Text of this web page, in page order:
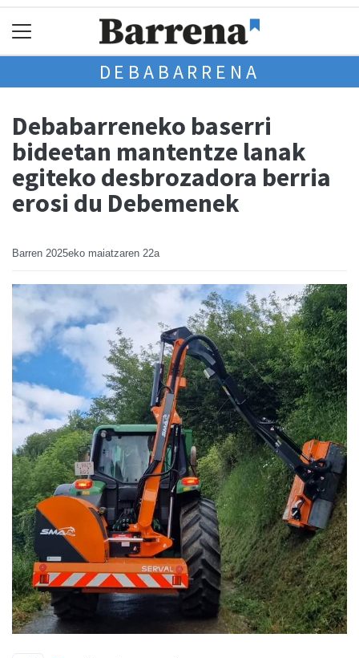
DEBABARRENA
Debabarreneko baserri
bideetan mantentze lanak
egiteko desbrozadora berria
erosi du Debemenek
Barren 2025eko maiatzaren 22a